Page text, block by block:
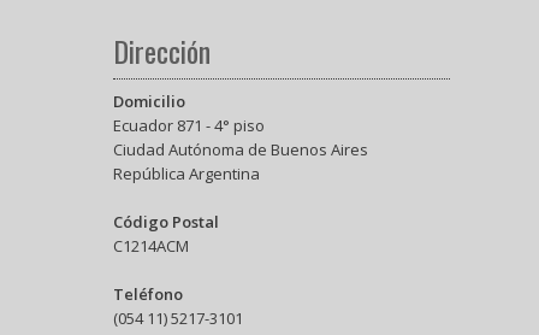
Dirección
Domicilio
Ecuador 871 - 4° piso
Ciudad Autónoma de Buenos Aires
República Argentina
Código Postal
C1214ACM
Teléfono
(054 11) 5217-3101